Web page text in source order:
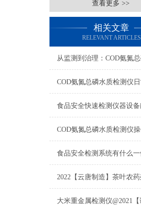
查看更多 >>
相关文章
RELEVANT ARTICLES